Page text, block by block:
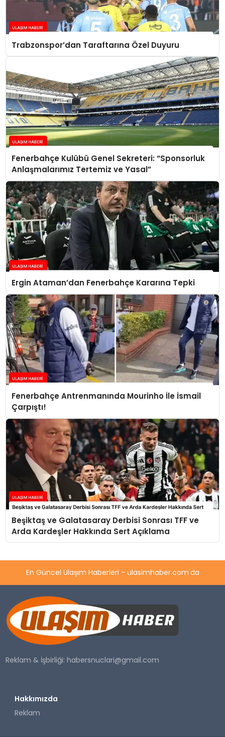
Trabzonspor’dan Taraftarına Özel Duyuru
Fenerbahçe Kulübü Genel Sekreteri: “Sponsorluk
Anlaşmalarımız Tertemiz ve Yasal”
Ergin Ataman’dan Fenerbahçe Kararına Tepki
Fenerbahçe Antrenmanında Mourinho İle İsmail
Çarpıştı!
Beşiktaş ve Galatasaray Derbisi Sonrası TFF ve
Arda Kardeşler Hakkında Sert Açıklama
En Güncel Ulaşım Haberleri - ulasimhaber.com'da
Reklam & İşbirliği:habersnuclari@gmail.com
Hakkımızda
Reklam